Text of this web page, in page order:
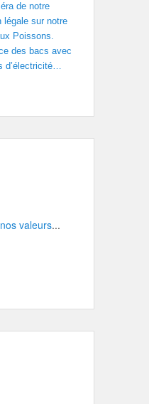
de notre
légale sur notre
Poissons.
des bacs avec
d’électricité…
valeurs...